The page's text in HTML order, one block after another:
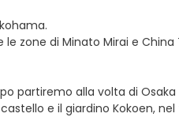
zone di Minato Mirai e
partiremo alla volta di
e il giardino Kokoen,